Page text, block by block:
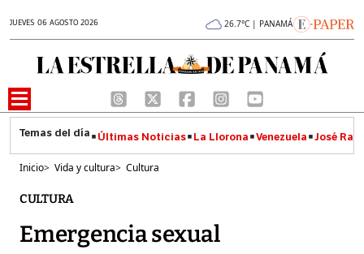
JUEVES 06 AGOSTO 2026 26.7°C | PANAMÁ
Últimas Noticias La Llorona Venezuela José
Inicio> Vida y cultura> Cultura
CULTURA
Emergencia sexual